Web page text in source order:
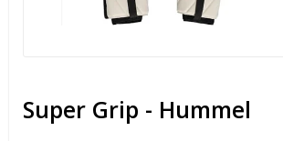
Super Grip - Hummel